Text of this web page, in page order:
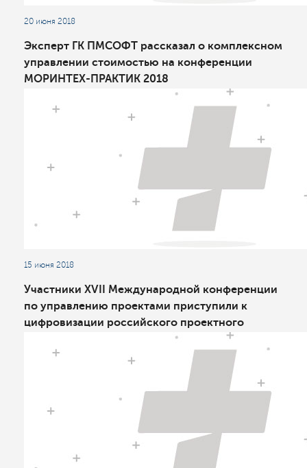
20 июня 2018
Эксперт ГК ПМСОФТ рассказал о комплексном
управлении стоимостью на конференции
МОРИНТЕХ-ПРАКТИК 2018
15 июня 2018
Участники XVII Международной конференции
по управлению проектами приступили к
цифровизации российского проектного